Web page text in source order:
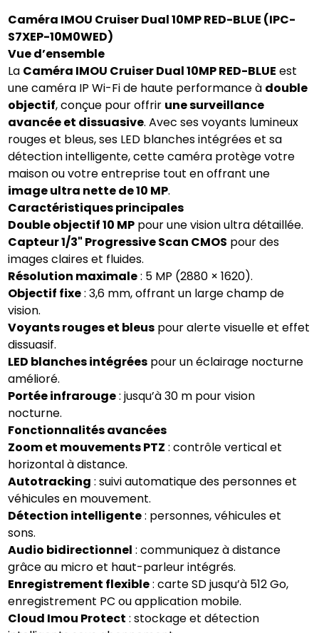
Caméra IMOU Cruiser Dual 10MP RED-BLUE (IPC-
S7XEP-10M0WED)
Vue d’ensemble
La Caméra IMOU Cruiser Dual 10MP RED-BLUE est
une caméra IP Wi-Fi de haute performance à double
objectif, conçue pour offrir une surveillance
avancée et dissuasive. Avec ses voyants lumineux
rouges et bleus, ses LED blanches intégrées et sa
détection intelligente, cette caméra protège votre
maison ou votre entreprise tout en offrant une
image ultra nette de 10 MP.
Caractéristiques principales
Double objectif 10 MP pour une vision ultra détaillée.
Capteur 1/3" Progressive Scan CMOS pour des
images claires et fluides.
Résolution maximale: 5 MP (2880 × 1620).
Objectif fixe: 3,6 mm, offrant un large champ de
vision.
Voyants rouges et bleus pour alerte visuelle et effet
dissuasif.
LED blanches intégrées pour un éclairage nocturne
amélioré.
Portée infrarouge: jusqu’à 30 m pour vision
nocturne.
Fonctionnalités avancées
Zoom et mouvements PTZ : contrôle vertical et
horizontal à distance.
Autotracking : suivi automatique des personnes et
véhicules en mouvement.
Détection intelligente: personnes, véhicules et
sons.
Audio bidirectionnel : communiquez à distance
grâce au micro et haut-parleur intégrés.
Enregistrement flexible: carte SD jusqu’à 512 Go,
enregistrement PC ou application mobile.
Cloud Imou Protect : stockage et détection